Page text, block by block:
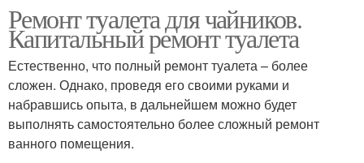
Ремонт туалета для чайников.
Капитальный ремонт туалета
Естественно, что полный ремонт туалета – более
сложен. Однако, проведя его своими руками и
набравшись опыта, в дальнейшем можно будет
выполнять самостоятельно более сложный ремонт
ванного помещения.